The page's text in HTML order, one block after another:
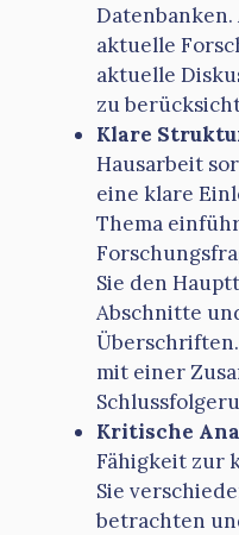
Datenbanken.
aktuelle
aktuelle
zu
Klare
Hausarbeit
eine klare
Thema
Sie den
Abschnitte
mit einer
Kritische
Fähigkeit zur
Sie
betrachten